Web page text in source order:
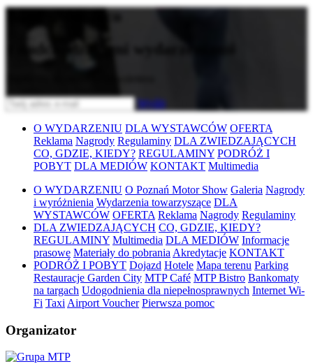
Bądź na bieżąco
z nadchodzącymi wydarzeniami
Wyślij
O WYDARZENIU DLA WYSTAWCÓW OFERTA
Reklama Nagrody Regulaminy DLA ZWIEDZAJĄCYCH
CO, GDZIE, KIEDY? REGULAMINY PODRÓŻ I
POBYT DLA MEDIÓW KONTAKT Multimedia
O WYDARZENIU O Poznań Motor Show Galeria Nagrody
i wyróżnienia Wydarzenia towarzyszące DLA
WYSTAWCÓW OFERTA Reklama Nagrody Regulaminy
DLA ZWIEDZAJĄCYCH CO, GDZIE, KIEDY?
REGULAMINY Multimedia DLA MEDIÓW Informacje
prasowe Materiały do pobrania Akredytacje KONTAKT
PODRÓŻ I POBYT Dojazd Hotele Mapa terenu Parking
Restauracje Garden City MTP Café MTP Bistro Bankomaty
na targach Udogodnienia dla niepełnosprawnych Internet Wi-
Fi Taxi Airport Voucher Pierwsza pomoc
Organizator